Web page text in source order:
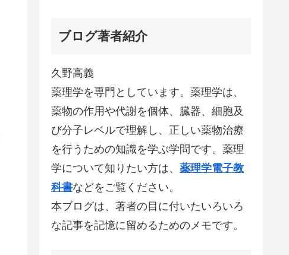
ブログ著者紹介
久野高義
薬理学を専門としています。薬理学は、
薬物の作用や代謝を個体、臓器、細胞及
び分子レベルで理解し、正しい薬物治療
を行うための知識を学ぶ学問です。薬理
学について知りたい方は、 薬理学電子教
科書などをご覧ください。
本ブログは、著者の目に付いたいろいろ
な記事を記憶に留めるためのメモです。